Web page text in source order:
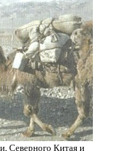
Северного Китая и